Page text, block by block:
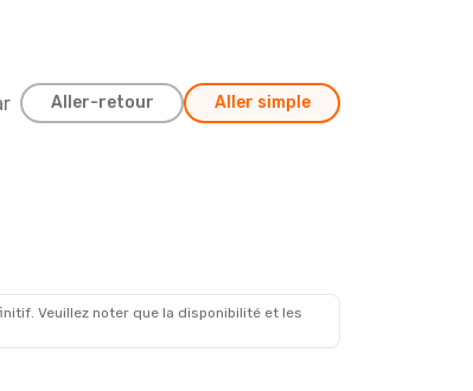
Aller-retour Aller simple
Veuillez noter que la disponibilité et les